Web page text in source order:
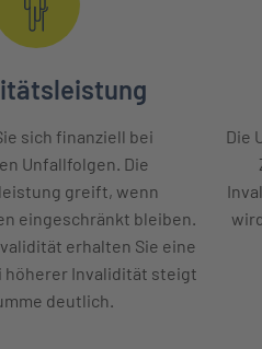
sich finanziell bei
Unfallfolgen. Die
greift, wenn
eingeschränkt bleiben.
erhalten Sie eine
höherer Invalidität steigt
deutlich.
Die